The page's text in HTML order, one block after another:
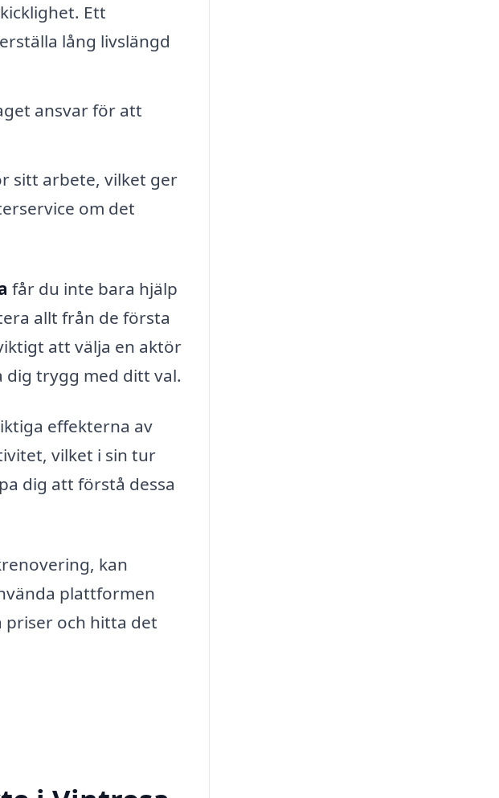
Ett
lång livslängd
ansvar för att
sitt arbete, vilket ger
om det
får du inte bara hjälp
allt från de första
att välja en aktör
dig trygg med ditt val.
effekterna av
vilket i sin tur
dig att förstå dessa
kan
plattformen
priser och hitta det